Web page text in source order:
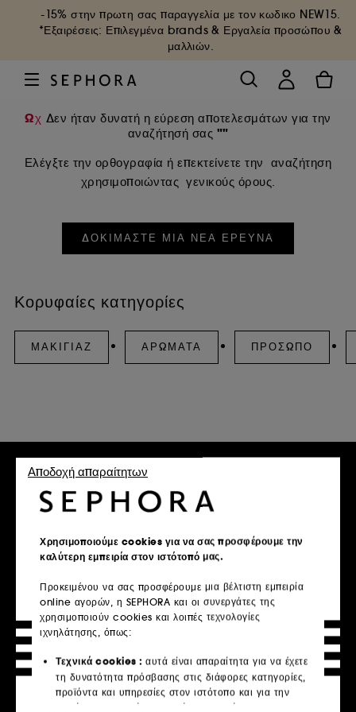
-15% στην πρωτη σας παραγγελία με τον κωδικο NEW15.
*Εξαιρέσεις: Επιλεγμένα brands & Εργαλεία προσώπου &
μαλλιών.
Ωχ Δεν ήταν δυνατή η εύρεση αποτελεσμάτων για την
αναζήτησή σας ""
Ελέγξτε την ορθογραφία ή επεκτείνετε την αναζήτηση
χρησιμοποιώντας γενικούς όρους.
ΔΟΚΙΜΆΣΤΕ ΜΙΑ ΝΈΑ ΈΡΕΥΝΑ
Κορυφαίες κατηγορίες
ΜΑΚΙΓΙΆΖ ΑΡΏΜΑΤΑ ΠΡΌΣΩΠΟ
Χρησιμοποιούμε cookies για να σας προσφέρουμε την
καλύτερη εμπειρία στον ιστότοπό μας.
Προκειμένου να σας προσφέρουμε μια βέλτιστη εμπειρία
online αγορών, η SEPHORA και οι συνεργάτες της
χρησιμοποιούν cookies και λοιπές τεχνολογίες
ιχνηλάτησης, όπως:
Τεχνικά cookies : αυτά είναι απαραίτητα για να έχετε
τη δυνατότητα πρόσβασης στις διάφορες κατηγορίες,
προϊόντα και υπηρεσίες στον ιστότοπο και για την
ασφάλεια του ιστότοπου. Είναι απαραίτητα για την
Αποδοχή απαραίτητων